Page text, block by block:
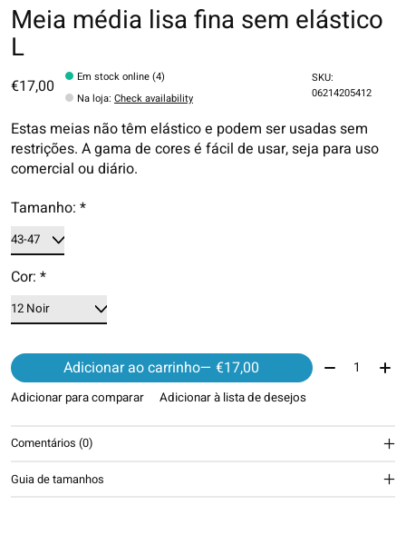
Meia média lisa fina sem elástico
L
€17,00
Em stock online (4)
Na loja:Check availability
SKU:
06214205412
Estas meias não têm elástico e podem ser usadas sem
restrições. A gama de cores é fácil de usar, seja para uso
comercial ou diário.
Tamanho: *
Cor: *
Adicionar ao carrinho — €17,00 Quantidade:
Adicionar para comparar Adicionar à lista de desejos
Comentários (0)
Guia de tamanhos